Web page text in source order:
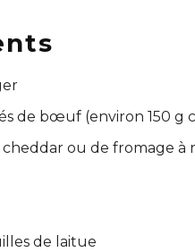
de bœuf (environ 150 g
ou de fromage à
de laitue